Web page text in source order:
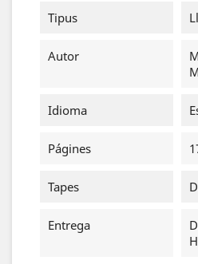
Tipus
Autor
Idioma
Págines
Tapes
Entrega